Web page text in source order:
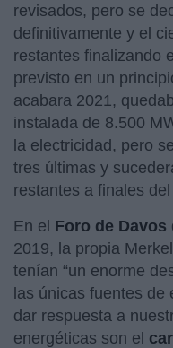
revisados, pero se
definitivamente y el
restantes finalizando
previsto en un
acabara 2021,
instalada de 8.500
la electricidad, pero
tres últimas y
restantes a finales
En el Foro de Davos
2019, la propia
tenían “un enorme
las únicas fuentes de
dar respuesta a
energéticas son el